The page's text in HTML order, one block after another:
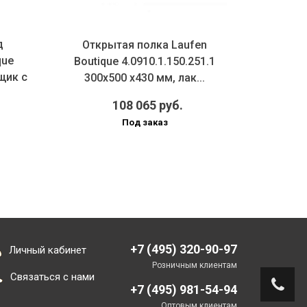
с
Открытая полка Laufen
Boutique 4.0910.1.150.251.1
300x500 x430 мм, лак...
108 065 руб.
Под заказ
Личный кабинет
Связаться с нами
+7 (495) 320-90-97
Розничным клиентам
+7 (495) 981-54-94